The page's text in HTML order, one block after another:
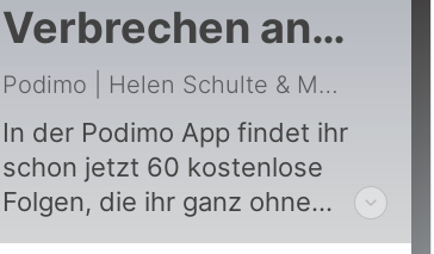
Verbrechen an
Frauen
Podimo | Helen Schulte & Massimo Maio
In der Podimo App findet ihr
schon jetzt 60 kostenlose
Folgen, die ihr ganz ohne
Anmeldung oder Abo hören